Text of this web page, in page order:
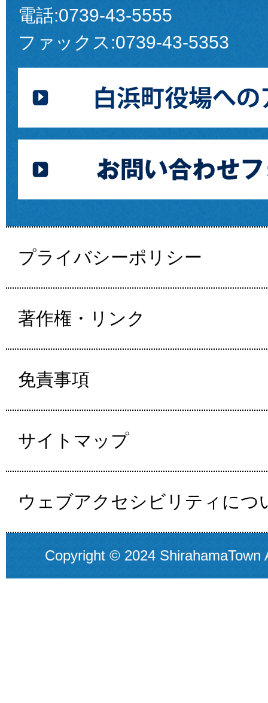
電話:0739-43-5555
ファックス:0739-43-5353
プライバシーポリシー
著作権・リンク
免責事項
サイトマップ
ウェブアクセシビリティにつ
Copyright © 2024 ShirahamaTown